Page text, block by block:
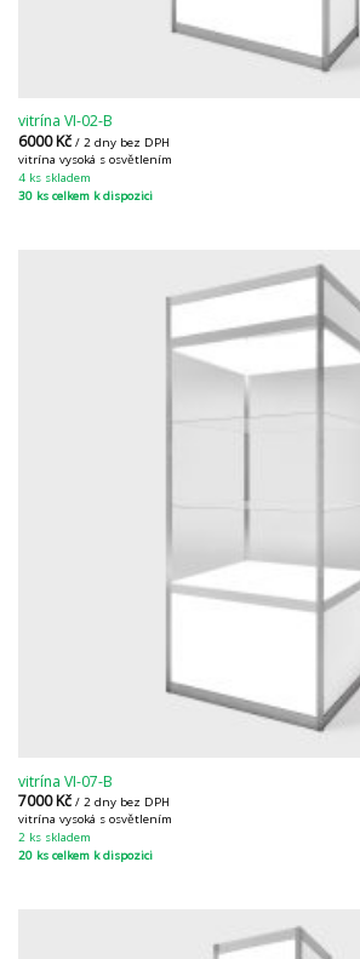
vitrína VI-02-B
6000Kč / 2 dny bez DPH
vitrína vysoká s osvětlením
4 ks skladem
30 ks celkem k dispozici
vitrína VI-07-B
7000Kč / 2 dny bez DPH
vitrína vysoká s osvětlením
2 ks skladem
20 ks celkem k dispozici